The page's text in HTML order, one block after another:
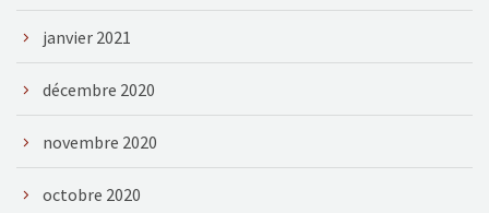
janvier 2021
décembre 2020
novembre 2020
octobre 2020